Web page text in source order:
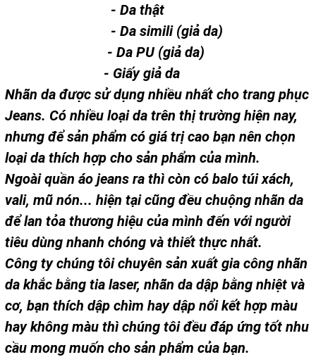
- Da thật
- Da simili (giả da)
- Da PU (giả da)
- Giấy giả da
Nhãn da được sử dụng nhiều nhất cho trang phục
Jeans. Có nhiều loại da trên thị trường hiện nay,
nhưng để sản phẩm có giá trị cao bạn nên chọn
loại da thích hợp cho sản phẩm của mình.
Ngoài quần áo jeans ra thì còn có balo túi xách,
vali, mũ nón... hiện tại cũng đều chuộng nhãn da
để lan tỏa thương hiệu của mình đến với người
tiêu dùng nhanh chóng và thiết thực nhất.
Công ty chúng tôi chuyên sản xuất gia công nhãn
da khắc bằng tia laser, nhãn da dập bằng nhiệt và
cơ, bạn thích dập chìm hay dập nổi kết hợp màu
hay không màu thì chúng tôi đều đáp ứng tốt nhu
cầu mong muốn cho sản phẩm của bạn.